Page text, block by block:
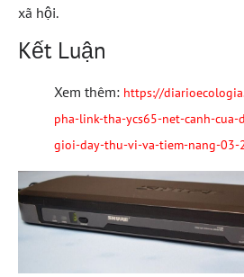
xã hội.
Kết Luận
Xem thêm: https://
pha-link-tha-ycs65-net-canh-
gioi-day-thu-vi-va-tiem-nang-03-